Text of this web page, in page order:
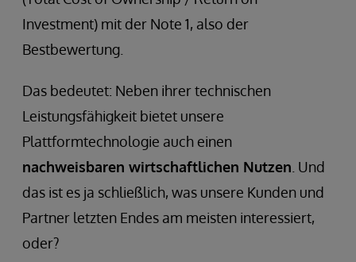
Investment) mit der Note 1, also der
Bestbewertung.
Das bedeutet: Neben ihrer technischen
Leistungsfähigkeit bietet unsere
Plattformtechnologie auch einen
nachweisbaren wirtschaftlichen Nutzen . Und
das ist es ja schließlich, was unsere Kunden und
Partner letzten Endes am meisten interessiert,
oder?